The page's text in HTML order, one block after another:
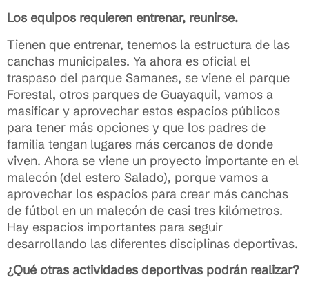
Los equipos requieren entrenar, reunirse.
Tienen que entrenar, tenemos la estructura de las
canchas municipales. Ya ahora es oficial el
traspaso del parque Samanes, se viene el parque
Forestal, otros parques de Guayaquil, vamos a
masificar y aprovechar estos espacios públicos
para tener más opciones y que los padres de
familia tengan lugares más cercanos de donde
viven. Ahora se viene un proyecto importante en el
malecón (del estero Salado), porque vamos a
aprovechar los espacios para crear más canchas
de fútbol en un malecón de casi tres kilómetros.
Hay espacios importantes para seguir
desarrollando las diferentes disciplinas deportivas.
¿Qué otras actividades deportivas podrán realizar?